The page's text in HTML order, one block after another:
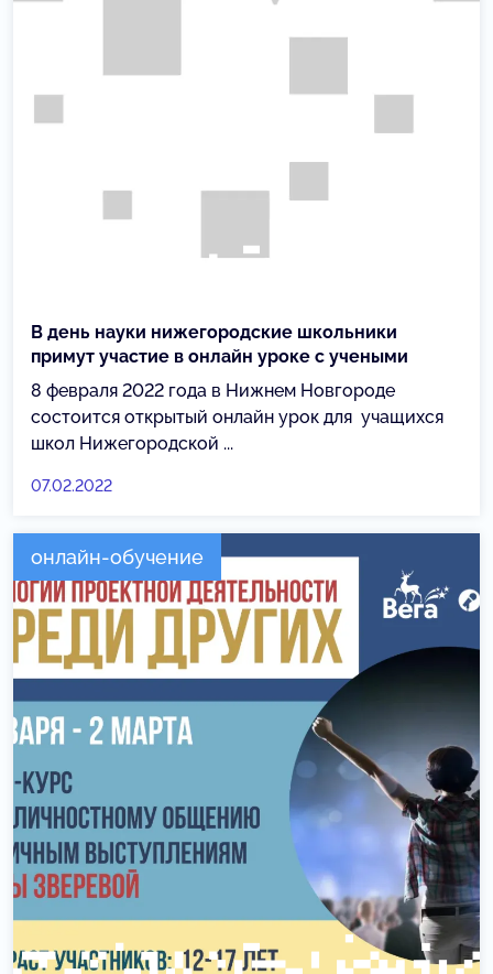
В день науки нижегородские школьники
примут участие в онлайн уроке с учеными
8 февраля 2022 года в Нижнем Новгороде
состоится открытый онлайн урок для учащихся
школ Нижегородской ...
07.02.2022
онлайн-обучение